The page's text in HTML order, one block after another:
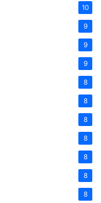
10
9
9
9
8
8
8
8
8
8
8